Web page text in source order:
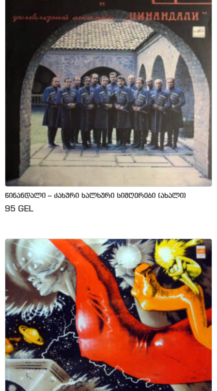
წინანდალი – კახური ხალხური სიმღერები (ახალი)
95 GEL